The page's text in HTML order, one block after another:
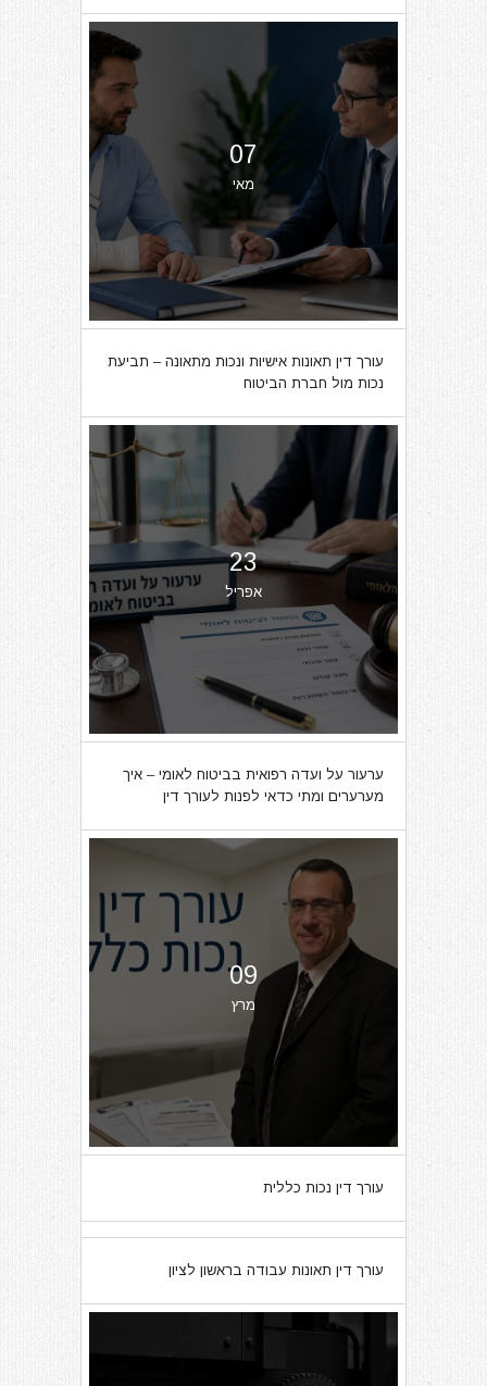
07
מאי
עורך דין תאונות אישיות ונכות מתאונה – תביעת
נכות מול חברת הביטוח
23
אפריל
ערעור על ועדה רפואית בביטוח לאומי – איך
מערערים ומתי כדאי לפנות לעורך דין
09
מרץ
עורך דין נכות כללית
07
מרץ
עורך דין תאונות עבודה בראשון לציון